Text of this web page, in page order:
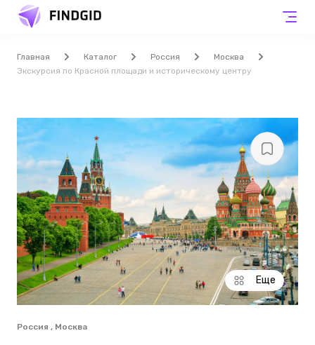
Главная Каталог Россия
Москва
Экскурсия по Красной площади и историческому центру
Еще
Россия , Москва